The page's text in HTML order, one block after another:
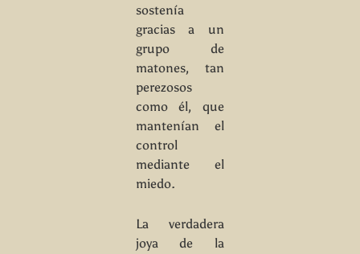
sostenía
gracias a un
grupo de
matones, tan
perezosos
como él, que
mantenían el
control
mediante el
miedo.
La verdadera
joya de la